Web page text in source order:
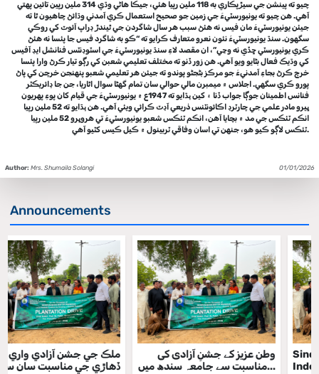
چيو ته پينشن جي سيڙپڪاري به 118 ملين رپيا هئي، جيڪا هاڻي وڌي 314 ملين رپين تائين پهتي
آهي. هن چيو ته يونيورسٽيءَ جي زمين جو صحيح استعمال ڪري آمدني وڌائڻ چاهيون ٿا ته
جيئن يونيورسٽيءَ مان فيس نه هئڻ سبب هر سال شاگردن جي ٿيندڙ ڊراپ آئوٽ کي روڪي
سگهون. سنڌ يونيورسٽيءَ نئون نعرو متعارف ڪرايو ته “ڪو به شاگرد فيس جا پئسا نه هئڻ
ڪري يونيورسٽي ڇڏي نه وڃي”، ان مقصد لاءِ سنڌ يونيورسٽيءَ جي اسٽوڊنٽس فنانشل ايڊ آفيس
کي وڌيڪ فعال بڻايو ويو آهي. هن زور ڏنو ته مختلف تعليمي شعبن کي رڳو تيار ڪرڻ وارا پئسا
خرچ ڪرڻ بجاءِ آمدنيءَ جو مرڪز بڻجڻو پوندو ته جيئن هر تعليمي شعبو پنهنجن خرچن کي پاڻ
پورو ڪري سگهي. اجلاس ۾ ميمبرن مالي حوالي سان تمام گهڻا سوال اٿاريا، جن جا ڊائريڪٽر
فنانس اطمينان جوڳا جواب ڏنا ۽ کين ٻڌايو ته 1947ع ۾ يونيورسٽيءَ جي قيام کان پوءِ پهريون
ڀيرو مادر علمي جي چارٽرڊ اڪائونٽنس ذريعي آڊٽ ڪرائي ويئي آهي. هن ٻڌايو ته 52 ملين رپيا
انڪم ٽئڪس جي مد ۾ بچايا آهن، انڪم ٽئڪس شعبو يونيورسٽيءَ تي هروڀرو 52 ملين رپيا
ٽئڪس لاڳو ڪيو هو، جنهن تي اسان وفاقي ٽربينول ۾ ڪيل ڪيس کٽيو آهي.
Author: Mrs. Shumaila Solangi 01/01/2026
Announcements
ملڪ جي جشن آزادي واري
ڏهاڙي جي مناسبت سان سنڌ
وطن عزیز کے جشنِ آزادی کی
مناسبت سے جامعہ سندھ میں...